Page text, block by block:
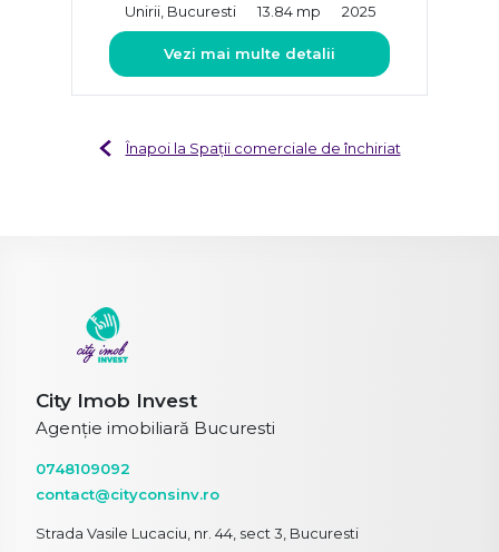
Unirii, Bucuresti
13.84 mp 2025
Vezi mai multe detalii
Înapoi la Spații comerciale de închiriat
City Imob Invest
Agenție imobiliară Bucuresti
0748109092
contact@cityconsinv.ro
Strada Vasile Lucaciu, nr. 44, sect 3, Bucuresti